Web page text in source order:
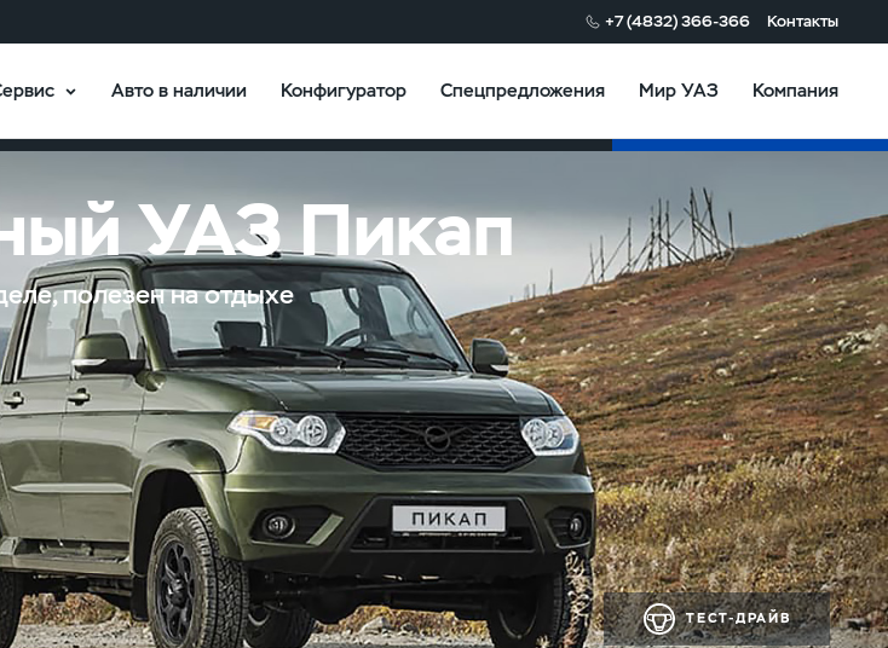
+7 (4832) 366-366 Контакты
Авто в наличии Конфигуратор Спецпредложения Мир УАЗ Компания
УАЗ Пикап
полезен на отдыхе
ТЕСТ-ДРАЙВ